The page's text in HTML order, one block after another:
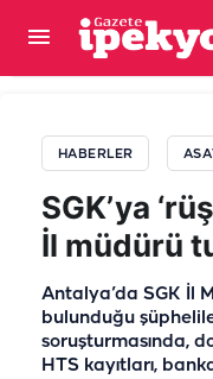
HABERLER
SGK’ya
İl müdürü
Antalya’da SGK İl
bulunduğu
soruşturmasında,
HTS kayıtları,
Gaziantep-